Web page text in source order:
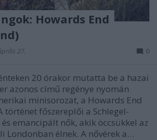
Howards End
27. 0
20 órakor mutatta be a hazai
azonos című regénye nyomán
minisorozat, a Howards End
történet főszereplői a Schlegel-
emancipált nők, akik öccsükkel az
Londonban élnek. A nővérek a…